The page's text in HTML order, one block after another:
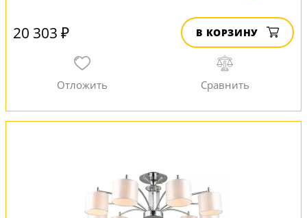
20 303 ₽ В КОРЗИНУ